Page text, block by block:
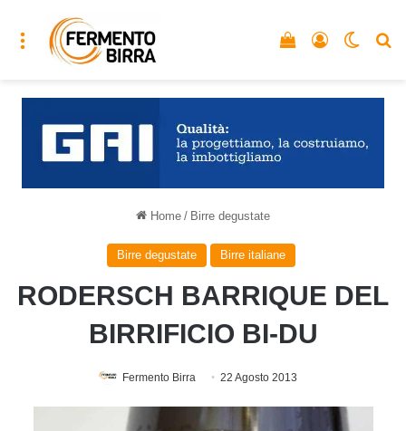
Menu Accedi
Vedi il carrello
Home / Birre degustate
Birre degustate Birre italiane
RODERSCH BARRIQUE DEL
BIRRIFICIO BI-DU
Fermento Birra 22 Agosto 2013